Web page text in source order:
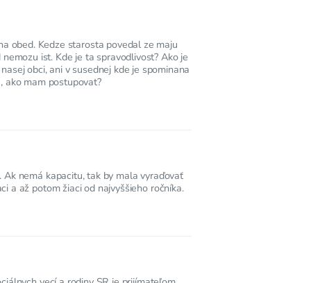
obed. Kedze starosta povedal ze maju
ist. Kde je ta spravodlivost? Ako je
obci, ani v susednej kde je spominana
ako mam postupovat?
nemá kapacitu, tak by mala vyraďovať
a až potom žiaci od najvyššieho ročníka.